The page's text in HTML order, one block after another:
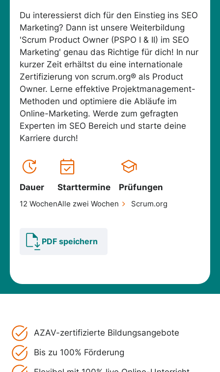
Du interessierst dich für den Einstieg ins SEO
Marketing? Dann ist unsere Weiterbildung
'Scrum Product Owner (PSPO I & II) im SEO
Marketing' genau das Richtige für dich! In nur
kurzer Zeit erhältst du eine internationale
Zertifizierung von scrum.org® als Product
Owner. Lerne effektive Projektmanagement-
Methoden und optimiere die Abläufe im
Online-Marketing. Werde zum gefragten
Experten im SEO Bereich und starte deine
Karriere durch!
Dauer
12 Wochen
Starttermine
Alle zwei Wochen
Prüfungen
Scrum.org
PDF speichern
AZAV-zertifizierte Bildungsangebote
Bis zu 100% Förderung